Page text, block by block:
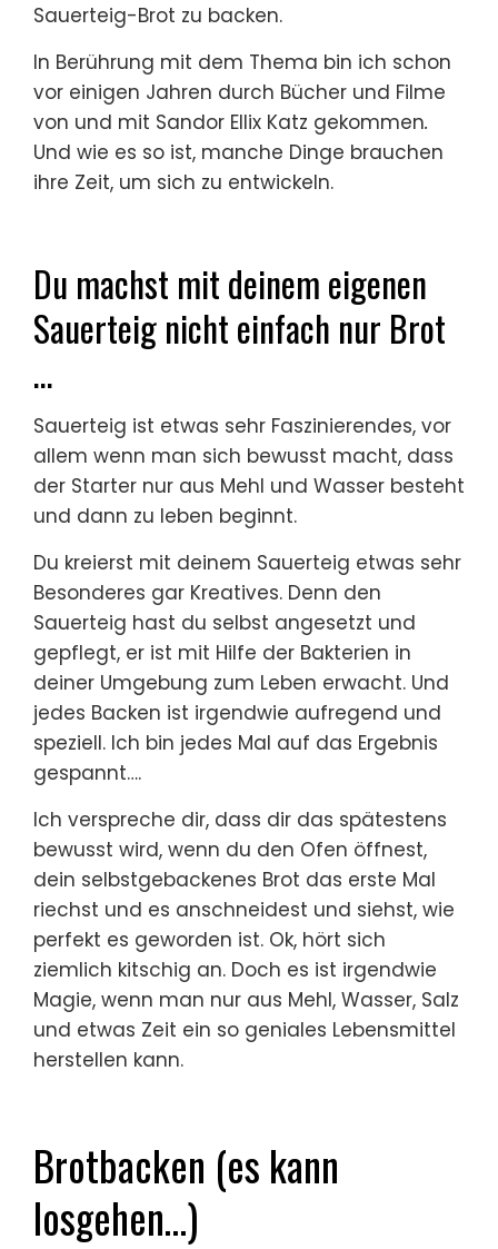
Sauerteig-Brot zu backen.
In Berührung mit dem Thema bin ich schon
vor einigen Jahren durch Bücher und Filme
von und mit Sandor Ellix Katz gekommen.
Und wie es so ist, manche Dinge brauchen
ihre Zeit, um sich zu entwickeln.
Du machst mit deinem eigenen
Sauerteig nicht einfach nur Brot
…
Sauerteig ist etwas sehr Faszinierendes, vor
allem wenn man sich bewusst macht, dass
der Starter nur aus Mehl und Wasser besteht
und dann zu leben beginnt.
Du kreierst mit deinem Sauerteig etwas sehr
Besonderes gar Kreatives. Denn den
Sauerteig hast du selbst angesetzt und
gepflegt, er ist mit Hilfe der Bakterien in
deiner Umgebung zum Leben erwacht. Und
jedes Backen ist irgendwie aufregend und
speziell. Ich bin jedes Mal auf das Ergebnis
gespannt….
Ich verspreche dir, dass dir das spätestens
bewusst wird, wenn du den Ofen öffnest,
dein selbstgebackenes Brot das erste Mal
riechst und es anschneidest und siehst, wie
perfekt es geworden ist. Ok, hört sich
ziemlich kitschig an. Doch es ist irgendwie
Magie, wenn man nur aus Mehl, Wasser, Salz
und etwas Zeit ein so geniales Lebensmittel
herstellen kann.
Brotbacken (es kann
losgehen…)